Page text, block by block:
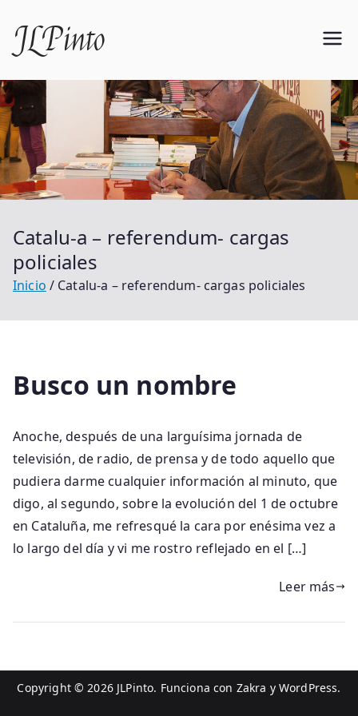
contenido
JLPinto
Catalu-a – referendum- cargas
policiales
Inicio Catalu-a – referendum- cargas policiales
Busco un nombre
Anoche, después de una larguísima jornada de
televisión, de radio, de prensa y de todo aquello que
pudiera darme cualquier información al minuto, que
digo, al segundo, sobre la evolución del 1 de octubre
en Cataluña, me refresqué la cara por enésima vez a
lo largo del día y vi me rostro reflejado en el […]
Leer más
Copyright © 2026 JLPinto. Funciona con Zakra y WordPress.